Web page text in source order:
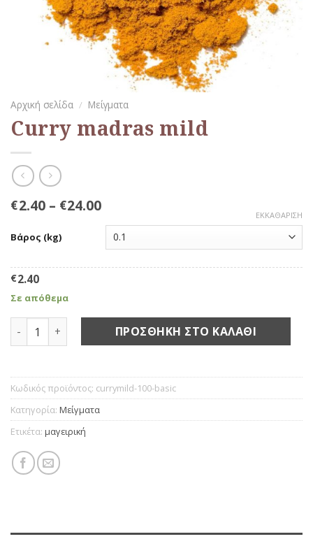
Αρχική σελίδα / Μείγματα
Curry madras mild
€2.40– €24.00
Βάρος (kg)
ΕΚΚΑΘΆΡΙΣΗ
€2.40
Σε απόθεμα
Curry madras mild ποσότηταΠΡΟΣΘΉΚΗ ΣΤΟ ΚΑΛΆΘΙ
Κωδικός προϊόντος: currymild-100-basic
Κατηγορία: Μείγματα
Ετικέτα: μαγειρική